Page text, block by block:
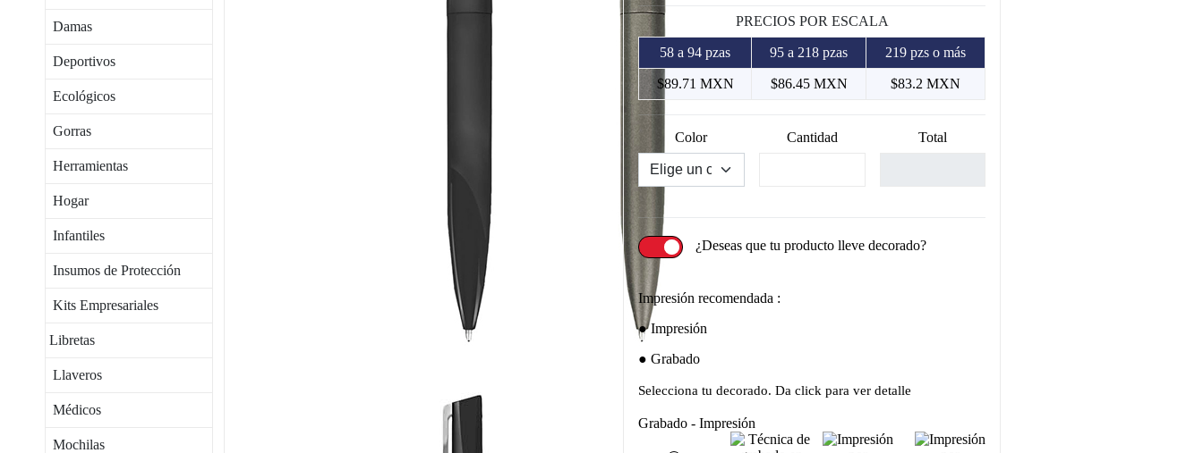
Damas
Deportivos
Ecológicos
Gorras
Herramientas
Hogar
Infantiles
Insumos de Protección
Kits Empresariales
Libretas
Llaveros
Médicos
Mochilas
PRECIOS POR ESCALA
58 a 94 pzas 95 a 218 pzas 219 pzs o más
$89.71 MXN $86.45 MXN $83.2 MXN
Color Cantidad Total
¿Deseas que tu producto lleve decorado?
Impresión recomendada :
Impresión
Grabado
Selecciona tu decorado. Da click para ver detalle
Grabado - Impresión